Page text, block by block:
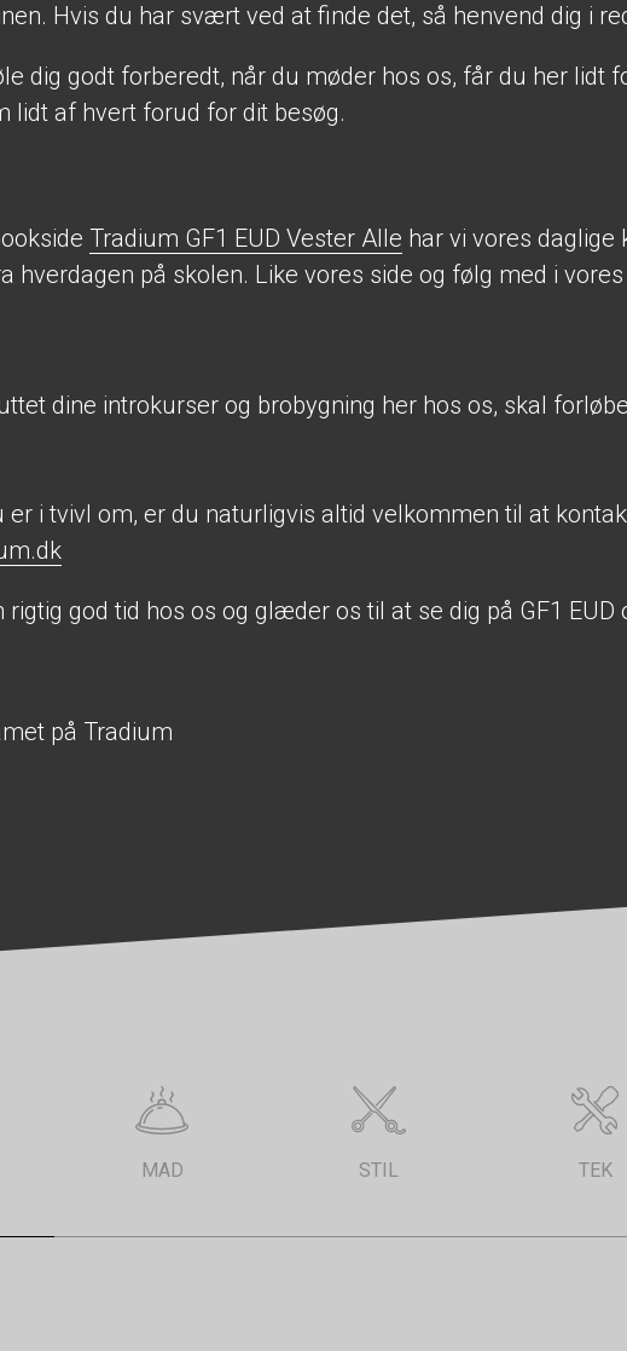
Hvis du har svært ved at finde det, så henvend dig i
dig godt forberedt, når du møder hos os, får du her lidt
lidt af hvert forud for dit besøg.
Tradium GF1 EUD Vester Alle har vi vores daglige
hverdagen på skolen. Like vores side og følg med i
dine introkurser og brobygning her hos os, skal
er i tvivl om, er du naturligvis altid velkommen til at
rigtig god tid hos os og glæder os til at se dig på GF1 EUD
på Tradium
MAD STIL TEK